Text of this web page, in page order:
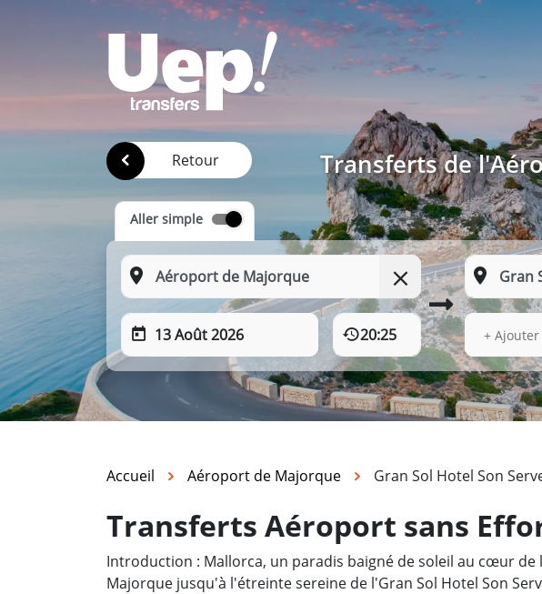
Retour Transferts de
Aller simple
13 Août 2026 20:25 13
+
Accueil Aéroport de Majorque Gran Sol Hotel Son
Transferts Aéroport sans
Introduction : Mallorca, un paradis baigné de soleil au cœur
Majorque jusqu'à l'étreinte sereine de l'Gran Sol Hotel Son